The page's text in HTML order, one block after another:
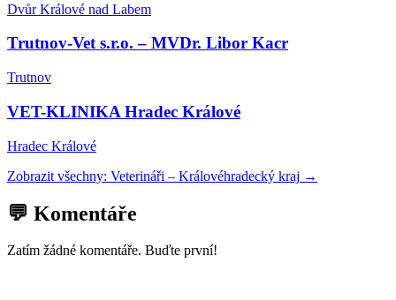
Dvůr Králové nad Labem
Trutnov-Vet s.r.o. – MVDr. Libor Kacr
Trutnov
VET-KLINIKA Hradec Králové
Hradec Králové
Zobrazit všechny: Veterináři – Královéhradecký kraj →
💬 Komentáře
Zatím žádné komentáře. Buďte první!